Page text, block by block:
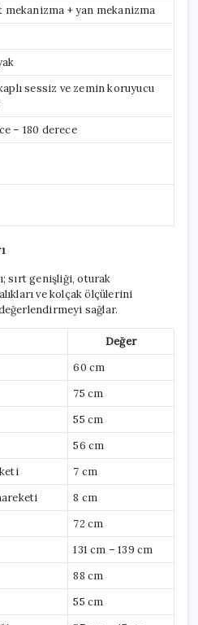
+ yan mekanizma
sessiz ve zemin koruyucu
– 180 derece
sırt genişliği, oturak
ve kolçak ölçülerini
sağlar.
Değer
60 cm
75 cm
55 cm
56 cm
7 cm
8 cm
72 cm
131 cm – 139 cm
88 cm
55 cm